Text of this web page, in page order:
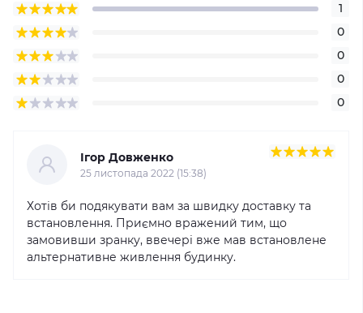
1
0
0
0
0
Ігор Довженко
25 листопада 2022 (15:38)
Хотів би подякувати вам за швидку доставку та
встановлення. Приємно вражений тим, що
замовивши зранку, ввечері вже мав встановлене
альтернативне живлення будинку.